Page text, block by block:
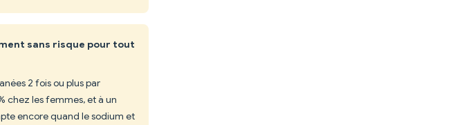
sans risque pour tout
2 fois ou plus par
chez les femmes, et à un
encore quand le sodium et